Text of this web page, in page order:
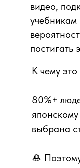
видео,
учебникам
постигать
К чему это
80%+
выбрана
🎍